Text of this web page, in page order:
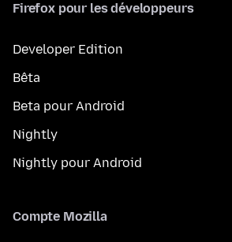
Firefox pour les développeurs
Developer Edition
Bêta
Beta pour Android
Nightly
Nightly pour Android
Compte Mozilla